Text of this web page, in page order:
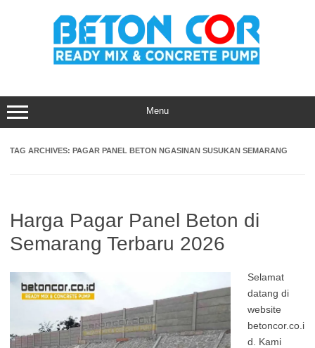
Menu
TAG ARCHIVES: PAGAR PANEL BETON NGASINAN SUSUKAN SEMARANG
Harga Pagar Panel Beton di
Semarang Terbaru 2026
Selamat
datang di
website
betoncor.co.i
d. Kami